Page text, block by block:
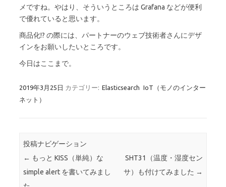
メですね。やはり、そういうところは Grafana などが便利
で優れていると思います。
商品化!? の際には、パートナーのウェブ技術者さんにデザ
インをお願いしたいところです。
今日はここまで。
2019年3月25日 カテゴリー: Elasticsearch IoT（モノのインター
ネット）
投稿ナビゲーション
← もっと KISS（単純）な
simple alert を書いてみまし
SHT31（温度・湿度セン
サ）も付けてみました →